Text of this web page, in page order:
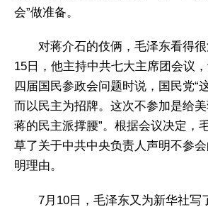
会”做准备。
对蒋介石的伎俩，毛泽东看得很
15日，他主持中共七大主席团会议
四届国民参政会问题时说，国民党“
而以民主为招牌。这次不参加是给
蒋的民主派撑腰”。根据会议决定，
草了关于中共中央负责人声明不参
明理由。
7月10日，毛泽东又为新华社写